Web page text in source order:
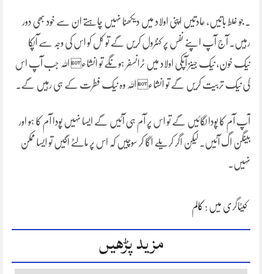
۔ جو غلط باتیں، عادتیں اپنی اولاد میں دیکھنا نہیں چاہتے ان سے خود بھی دور
رہیں۔ آج آپ اپنے نفس پر کنٹرول کریں گے تو کل کو اس کی وجہ سے آپکا
نیک خون، نیک جینز آپکی اولاد میں ٹرانسفر ہونگے تو انشاء اللہ جب آپ اس
کی نیک تربیت کریں گے تو انشاء اللہ وہ نیک فطرت کے ہی رہیں گے۔
آپ آم کا پودا لگائیں گے تو اس پر آم ہی آئیں گے ایسا نہیں پودا آم کا ہو اور
بینگن اگ آئیں۔ لیکن اگر کریلے اگا کر سوچیں کہ اس پر مالٹے اگیں تو ایسا ممکن
نہیں۔
کیٹاگری میں : کالم
مزید پڑھیں